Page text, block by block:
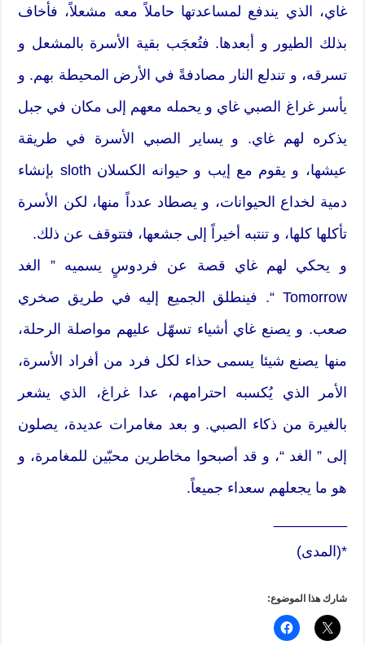
غاي، الذي يندفع لمساعدتها حاملاً معه مشعلاً، فأخاف
بذلك الطيور و أبعدها. فتُعجَب بقية الأسرة بالمشعل و
تسرقه، و تندلع النار مصادفةً في الأرض المحيطة بهم. و
يأسر غراغ الصبي غاي و يحمله معهم إلى مكان في جبل
يذكره لهم غاي. و يساير الصبي الأسرة في طريقة
عيشها، و يقوم مع إيب و حيوانه الكسلان sloth بإنشاء
دمية لخداع الحيوانات، و يصطاد عدداً منها، لكن الأسرة
تأكلها كلها، و تنتبه أخيراً إلى جشعها، فتتوقف عن ذلك.
و يحكي لهم غاي قصة عن فردوسٍ يسميه ” الغد
Tomorrow “. فينطلق الجميع إليه في طريق صخري
صعب. و يصنع غاي أشياء تسهّل عليهم مواصلة الرحلة،
منها يصنع شيئا يسمى حذاء لكل فرد من أفراد الأسرة،
الأمر الذي يُكسبه احترامهم، عدا غراغ، الذي يشعر
بالغيرة من ذكاء الصبي. و بعد مغامرات عديدة، يصلون
إلى ” الغد “، و قد أصبحوا مخاطرين محبّين للمغامرة، و
هو ما يجعلهم سعداء جميعاً.
*(المدى)
شارك هذا الموضوع: